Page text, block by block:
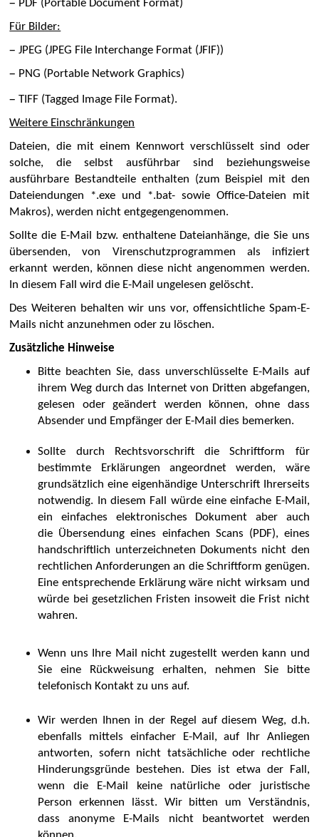
PDF (Portable Document Format)
Für Bilder:
– JPEG (JPEG File Interchange Format (JFIF))
– PNG (Portable Network Graphics)
–TIFF (Tagged Image File Format).
Weitere Einschränkungen
Dateien, die mit einem Kennwort verschlüsselt sind oder
solche, die selbst ausführbar sind beziehungsweise
ausführbare Bestandteile enthalten (zum Beispiel mit den
Dateiendungen *.exe und *.bat- sowie Office-Dateien mit
Makros), werden nicht entgegengenommen.
Sollte die E-Mail bzw. enthaltene Dateianhänge, die Sie uns
übersenden, von Virenschutzprogrammen als infiziert
erkannt werden, können diese nicht angenommen werden.
In diesem Fall wird die E-Mail ungelesen gelöscht.
Des Weiteren behalten wir uns vor, offensichtliche Spam-E-
Mails nicht anzunehmen oder zu löschen.
Zusätzliche Hinweise
Bitte beachten Sie, dass unverschlüsselte E-Mails auf
ihrem Weg durch das Internet von Dritten abgefangen,
gelesen oder geändert werden können, ohne dass
Absender und Empfänger der E-Mail dies bemerken.
Sollte durch Rechtsvorschrift die Schriftform für
bestimmte Erklärungen angeordnet werden, wäre
grundsätzlich eine eigenhändige Unterschrift Ihrerseits
notwendig. In diesem Fall würde eine einfache E-Mail,
ein einfaches elektronisches Dokument aber auch
die Übersendung eines einfachen Scans (PDF), eines
handschriftlich unterzeichneten Dokuments nicht den
rechtlichen Anforderungen an die Schriftform genügen.
Eine entsprechende Erklärung wäre nicht wirksam und
würde bei gesetzlichen Fristen insoweit die Frist nicht
wahren.
Wenn uns Ihre Mail nicht zugestellt werden kann und
Sie eine Rückweisung erhalten, nehmen Sie bitte
telefonisch Kontakt zu uns auf.
Wir werden Ihnen in der Regel auf diesem Weg, d.h.
ebenfalls mittels einfacher E-Mail, auf Ihr Anliegen
antworten, sofern nicht tatsächliche oder rechtliche
Hinderungsgründe bestehen. Dies ist etwa der Fall,
wenn die E-Mail keine natürliche oder juristische
Person erkennen lässt. Wir bitten um Verständnis,
dass anonyme E-Mails nicht beantwortet werden